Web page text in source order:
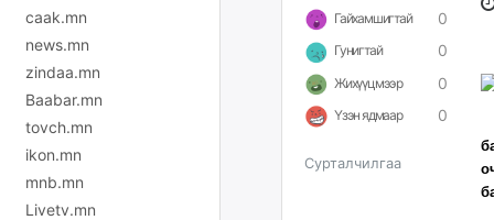
caak.mn
news.mn
zindaa.mn
Baabar.mn
tovch.mn
ikon.mn
mnb.mn
Livetv.mn
Гайхамшигтай 0
Гунигтай 0
Жихүүцмээр 0
Үзэн ядмаар 0
Сурталчилгаа